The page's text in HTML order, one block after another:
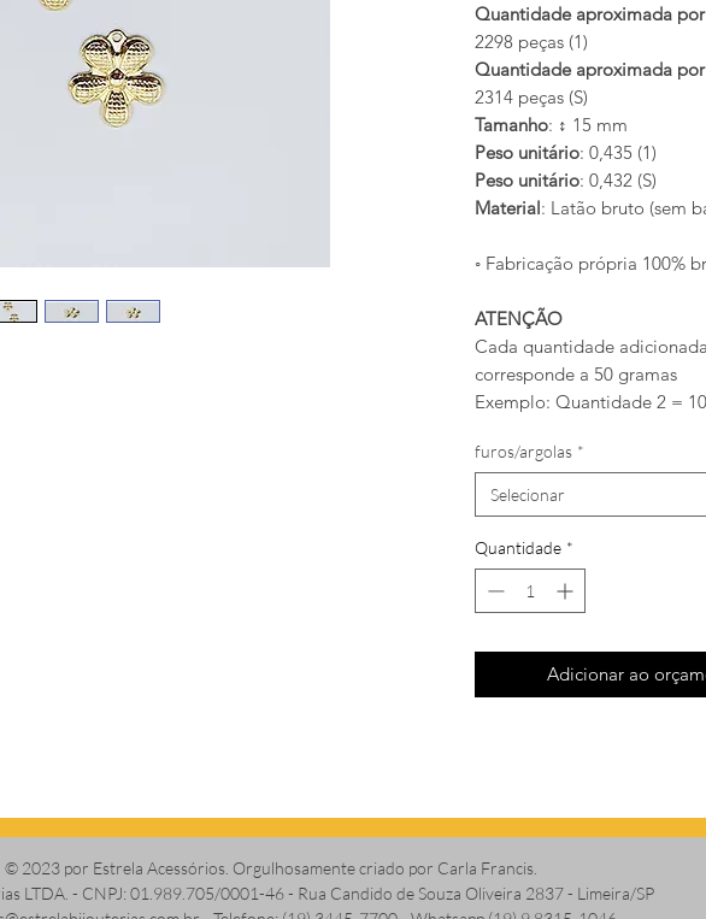
Quantidade aproximada
2298 peças (1)
Quantidade aproximada
2314 peças (S)
Tamanho: ↕ 15 mm
Peso unitário: 0,435 (1)
Peso unitário: 0,432 (S)
Material: Latão bruto (sem
◦ Fabricação própria 100%
ATENÇÃO
Cada quantidade adicionada
corresponde a 50 gramas
Exemplo: Quantidade 2 =
furos/argolas *
Selecionar
Quantidade *
Adicionar ao
© 2023 por Estrela Acessórios. Orgulhosamente criado por Carla Francis.
LTDA. - CNPJ: 01.989.705/0001-46 - Rua Candido de Souza Oliveira 2837 - Limeira/SP